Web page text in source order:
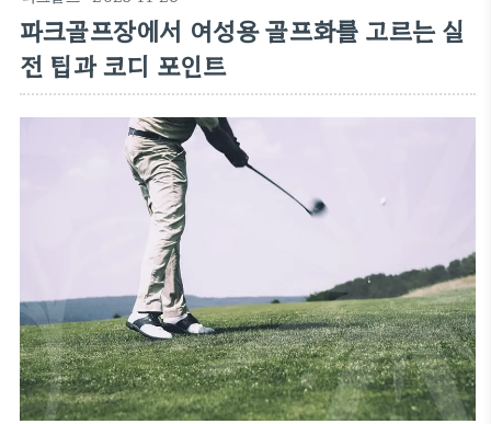
파크골프장에서 여성용 골프화를 고르는 실
전 팁과 코디 포인트